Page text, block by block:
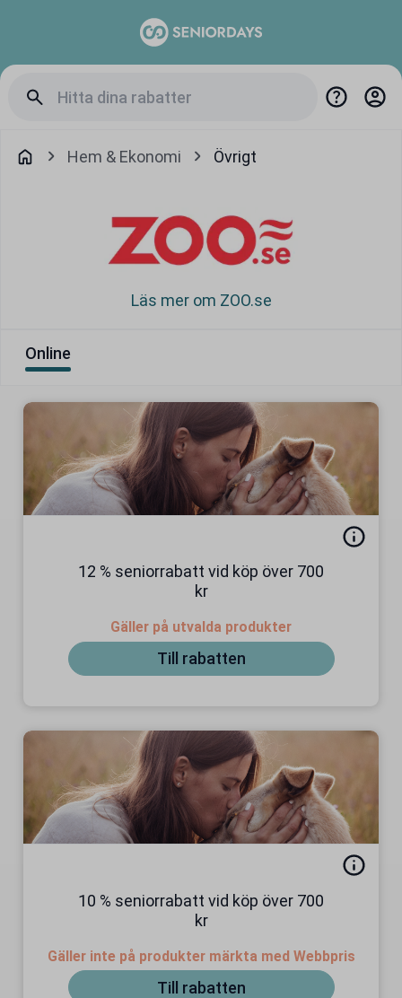
Hem & Ekonomi Övrigt
Läs mer om ZOO.se
Online
12 % seniorrabatt vid köp över 700
kr
Gäller på utvalda produkter
Till rabatten
10 % seniorrabatt vid köp över 700
kr
Gäller inte på produkter märkta med Webbpris
Till rabatten